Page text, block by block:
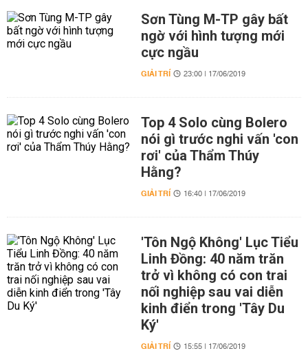
Sơn Tùng M-TP gây bất
ngờ với hình tượng mới
cực ngầu
GIẢI TRÍ 23:00 | 17/06/2019
Top 4 Solo cùng Bolero
nói gì trước nghi vấn 'con
rơi' của Thẩm Thúy
Hằng?
GIẢI TRÍ 16:40 | 17/06/2019
'Tôn Ngộ Không' Lục Tiểu
Linh Đồng: 40 năm trăn
trở vì không có con trai
nối nghiệp sau vai diễn
kinh điển trong 'Tây Du
Ký'
GIẢI TRÍ 15:55 | 17/06/2019